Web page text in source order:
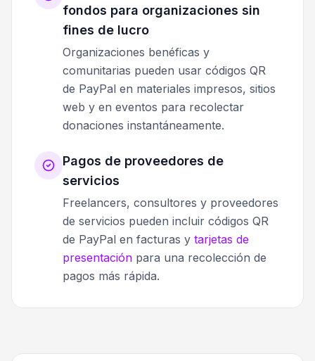
fondos para organizaciones sin
fines de lucro
Organizaciones benéficas y
comunitarias pueden usar códigos QR
de PayPal en materiales impresos, sitios
web y en eventos para recolectar
donaciones instantáneamente.
Pagos de proveedores de
servicios
Freelancers, consultores y proveedores
de servicios pueden incluir códigos QR
de PayPal en facturas y tarjetas de
presentación para una recolección de
pagos más rápida.